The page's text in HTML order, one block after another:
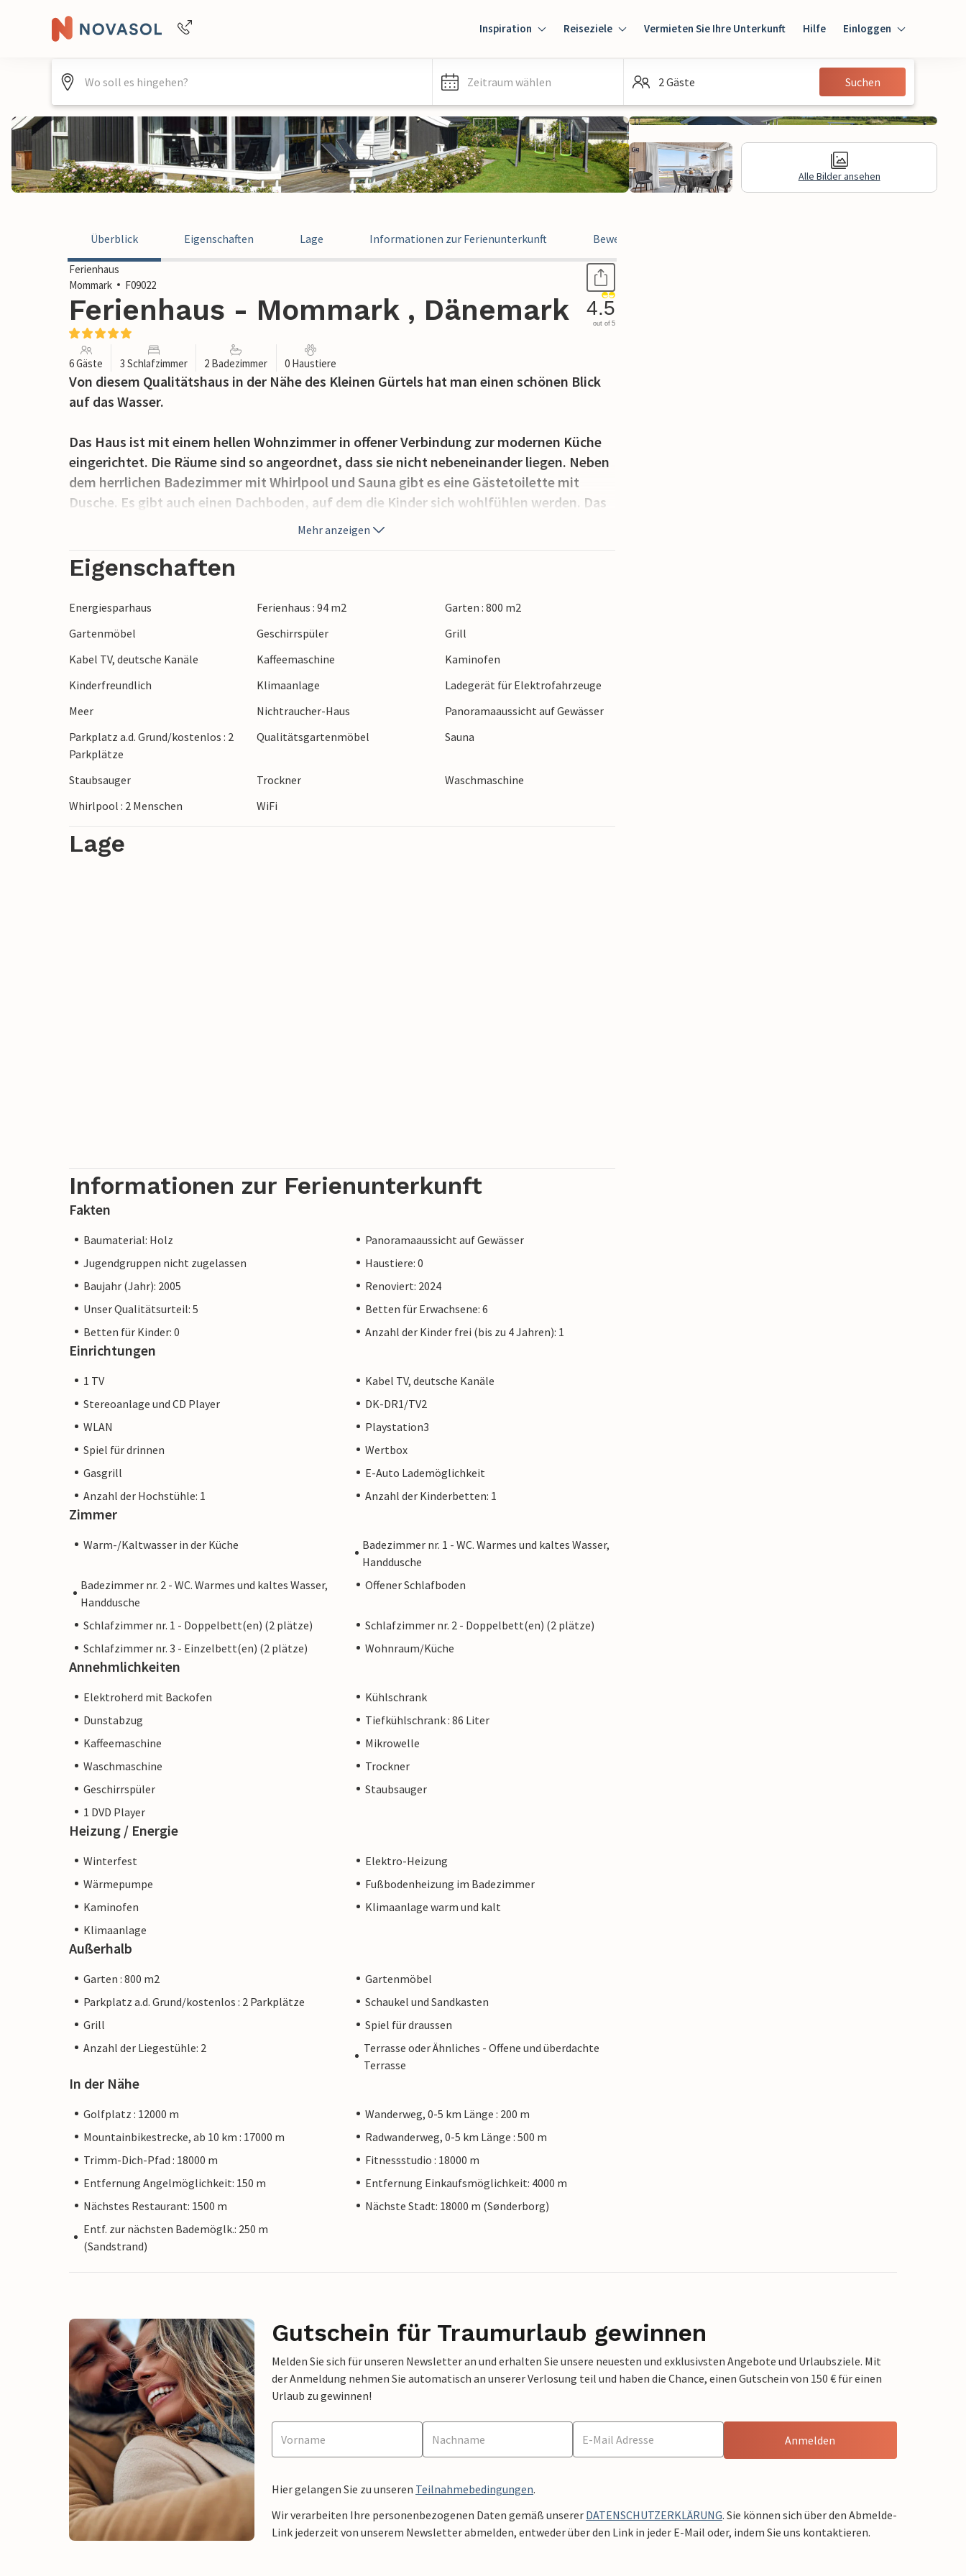
+4940688715475
Inspiration Reiseziele Vermieten Sie Ihre Unterkunft Hilfe Einloggen
Einloggen
Gast
Zeitraum wählen 2 Gäste Suchen
Alle Bilder ansehen
Überblick Eigenschaften Lage Informationen zur Ferienunterkunft Bewertungen
Ferienhaus
Mommark
F09022
Ferienhaus - Mommark , Dänemark 4.5
out of 5
6 Gäste 3 Schlafzimmer 2 Badezimmer 0 Haustiere
Von diesem Qualitätshaus in der Nähe des Kleinen Gürtels hat man einen schönen Blick
auf das Wasser.
Das Haus ist mit einem hellen Wohnzimmer in offener Verbindung zur modernen Küche
eingerichtet. Die Räume sind so angeordnet, dass sie nicht nebeneinander liegen. Neben
dem herrlichen Badezimmer mit Whirlpool und Sauna gibt es eine Gästetoilette mit
Dusche. Es gibt auch einen Dachboden, auf dem die Kinder sich wohlfühlen werden. Das
Haus verfügt über einen Garten und eine große Terrasse an drei Seiten des Hauses,
sodass Sie von morgens bis abends die Sonne genießen können.
Im Haus stehen zwei Anfänger-Golfsets zur Verfügung, sodass Sie problemlos einen
Ausflug auf den Golfplatz machen können.
Natur als auch die historischen Erlebnisse und das Stadtleben leicht zu erreichen sind.
Der Universe Adventure Park ist ebenfalls einen Besuch wert, aber nehmen Sie sich
genügend Zeit! Sollten Sie mit einem Elektro- oder Hybridauto anreisen, können Sie
dieses am Haus aufladen.
Mehr anzeigen
Eigenschaften
Energiesparhaus Ferienhaus : 94 m2
Garten : 800 m2
Gartenmöbel
Geschirrspüler
Grill
Kabel TV, deutsche Kanäle
Kaffeemaschine
Kaminofen
Kinderfreundlich
Klimaanlage
Ladegerät für Elektrofahrzeuge
Meer
Nichtraucher-Haus
Panoramaaussicht auf Gewässer
Parkplatz a.d. Grund/kostenlos : 2
Parkplätze
Qualitätsgartenmöbel Sauna
Staubsauger Trockner
Waschmaschine
Whirlpool : 2 Menschen
WiFi
Lage
Informationen zur Ferienunterkunft
Fakten
Baumaterial: Holz
Panoramaaussicht auf Gewässer
Jugendgruppen nicht zugelassen
Haustiere: 0
Baujahr (Jahr): 2005
Renoviert: 2024
Unser Qualitätsurteil: 5
Betten für Erwachsene: 6
Betten für Kinder: 0
Anzahl der Kinder frei (bis zu 4 Jahren): 1
Einrichtungen
1 TV
Kabel TV, deutsche Kanäle
Stereoanlage und CD Player
DK-DR1/TV2
WLAN
Playstation3
Spiel für drinnen
Wertbox
Gasgrill
E-Auto Lademöglichkeit
Anzahl der Hochstühle: 1
Anzahl der Kinderbetten: 1
Zimmer
Warm-/Kaltwasser in der Küche
Badezimmer nr. 1 - WC. Warmes und kaltes Wasser,
Handdusche
Badezimmer nr. 2 - WC. Warmes und kaltes Wasser,
Handdusche
Offener Schlafboden
Schlafzimmer nr. 1 - Doppelbett(en) (2 plätze)
Schlafzimmer nr. 2 - Doppelbett(en) (2 plätze)
Schlafzimmer nr. 3 - Einzelbett(en) (2 plätze)
Wohnraum/Küche
Annehmlichkeiten
Elektroherd mit Backofen
Kühlschrank
Dunstabzug
Tiefkühlschrank : 86 Liter
Kaffeemaschine
Mikrowelle
Waschmaschine
Trockner
Geschirrspüler
Staubsauger
1 DVD Player
Heizung / Energie
Winterfest
Elektro-Heizung
Wärmepumpe
Fußbodenheizung im Badezimmer
Kaminofen
Klimaanlage warm und kalt
Klimaanlage
Außerhalb
Garten : 800 m2
Gartenmöbel
Parkplatz a.d. Grund/kostenlos : 2 Parkplätze
Schaukel und Sandkasten
Grill
Spiel für draussen
Anzahl der Liegestühle: 2
Terrasse oder Ähnliches - Offene und überdachte
Terrasse
In der Nähe
Golfplatz : 12000 m
Wanderweg, 0-5 km Länge : 200 m
Mountainbikestrecke, ab 10 km : 17000 m
Radwanderweg, 0-5 km Länge : 500 m
Trimm-Dich-Pfad : 18000 m
Fitnessstudio : 18000 m
Entfernung Angelmöglichkeit: 150 m
Entfernung Einkaufsmöglichkeit: 4000 m
Nächstes Restaurant: 1500 m
Nächste Stadt: 18000 m (Sønderborg)
Entf. zur nächsten Bademöglk.: 250 m
(Sandstrand)
Gutschein für Traumurlaub gewinnen
Melden Sie sich für unseren Newsletter an und erhalten Sie unsere neuesten und exklusivsten Angebote und Urlaubsziele. Mit
der Anmeldung nehmen Sie automatisch an unserer Verlosung teil und haben die Chance, einen Gutschein von 150 € für einen
Urlaub zu gewinnen!
Anmelden
Hier gelangen Sie zu unseren Teilnahmebedingungen.
Wir verarbeiten Ihre personenbezogenen Daten gemäß unserer DATENSCHUTZERKLÄRUNG. Sie können sich über den Abmelde-
Link jederzeit von unserem Newsletter abmelden, entweder über den Link in jeder E-Mail oder, indem Sie uns kontaktieren.